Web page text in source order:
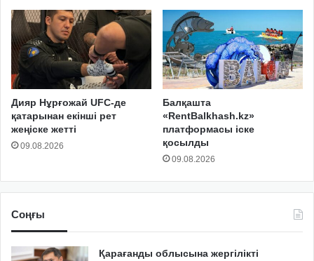
Дияр Нұрғожай UFC-де
қатарынан екінші рет
жеңіске жетті
09.08.2026
Балқашта
«RentBalkhash.kz»
платформасы іске
қосылды
09.08.2026
Соңғы
Қарағанды облысына жергілікті